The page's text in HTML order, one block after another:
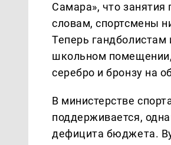
Самара», что занятия
словам, спортсмены
Теперь гандболистам
школьном
серебро и бронзу на
В министерстве
поддерживается,
дефицита бюджета.